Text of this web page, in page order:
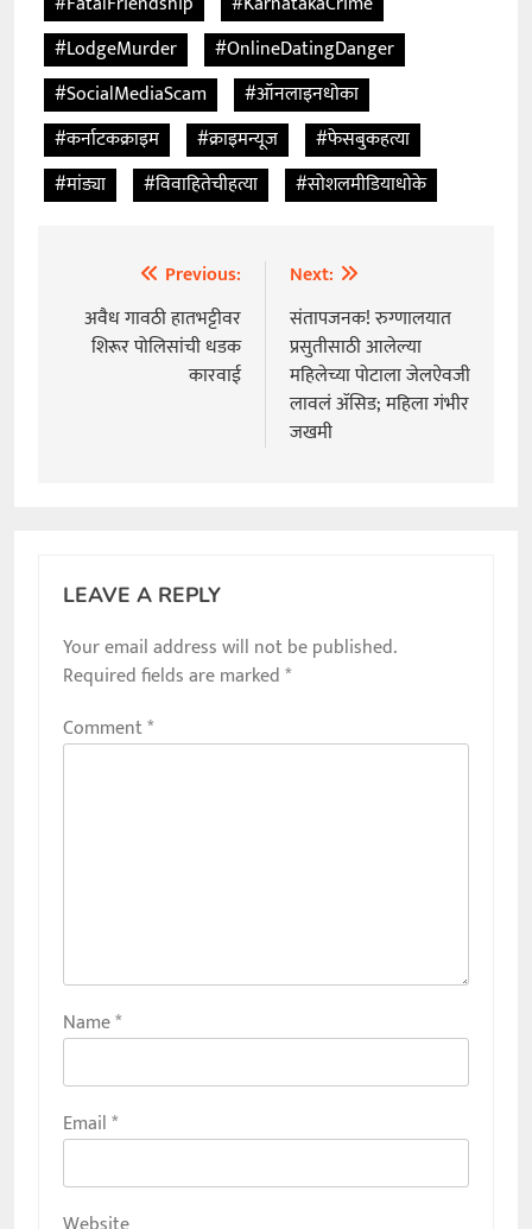
#LodgeMurder
#OnlineDatingDanger
#SocialMediaScam
#ऑनलाइनधोका
#कर्नाटकक्राइम
#क्राइमन्यूज
#फेसबुकहत्या
#मांड्या
#विवाहितेचीहत्या #सोशलमीडियाधोके
navigation
Previous:
अवैध गावठी हातभट्टीवर
शिरूर पोलिसांची धडक
कारवाई
Next:
संतापजनक! रुग्णालयात
प्रसुतीसाठी आलेल्या
महिलेच्या पोटाला जेलऐवजी
लावलं ॲसिड; महिला गंभीर
जखमी
LEAVE A REPLY
Your email address will not be published.
Required fields are marked*
Comment*
Name*
Email*